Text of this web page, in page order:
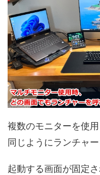
複数のモニターを使
同じようにランチャ
起動する画面が固定